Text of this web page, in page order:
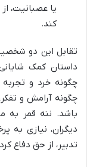
یا عصبانیت،
کند.
تقابل این دو
داستان کمک
چگونه خرد و
چگونه آرامش و
باشد. ننه قمر
دیگران، نیازی به
تدبیر، از حق دفاع